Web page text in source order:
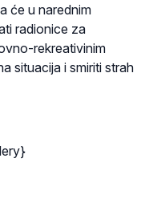
će u narednim
radionice za
rekreativinim
situacija i smiriti strah